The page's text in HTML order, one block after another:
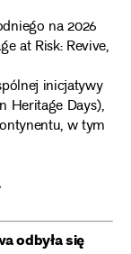
na 2026
at Risk: Revive,
inicjatywy
Heritage Days),
w tym
odbyła się